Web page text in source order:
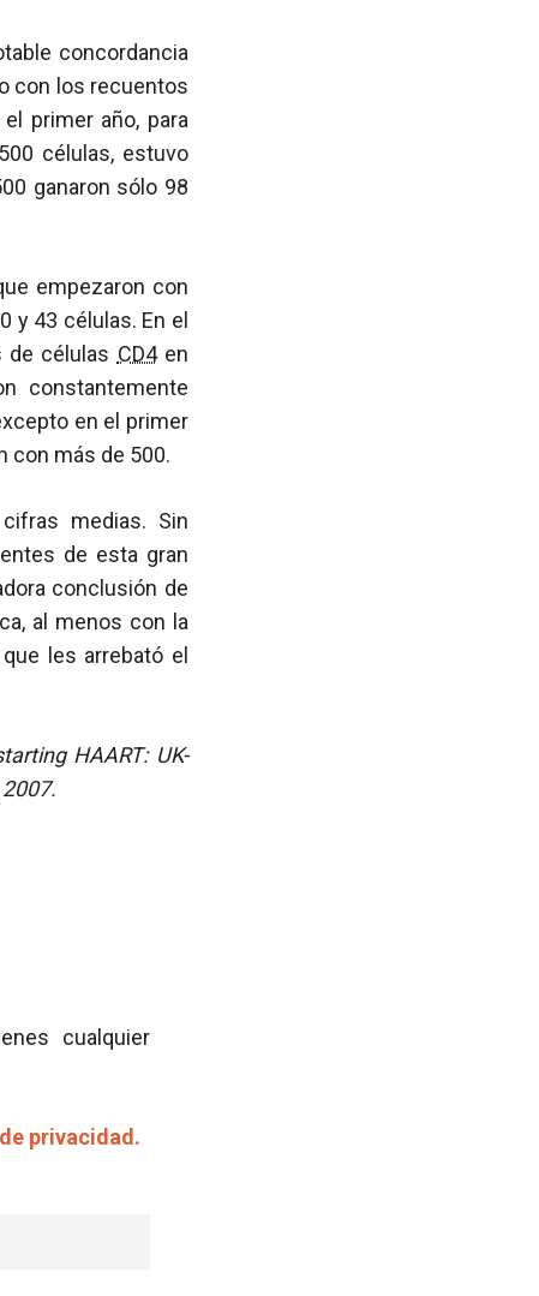
concordancia
con los recuentos
primer año, para
células, estuvo
ganaron sólo 98
empezaron con
y 43 células. En el
de células CD4en
constantemente
en el primer
con más de 500.
medias. Sin
de esta gran
conclusión de
al menos con la
les arrebató el
HAART: UK-
cualquier
privacidad.